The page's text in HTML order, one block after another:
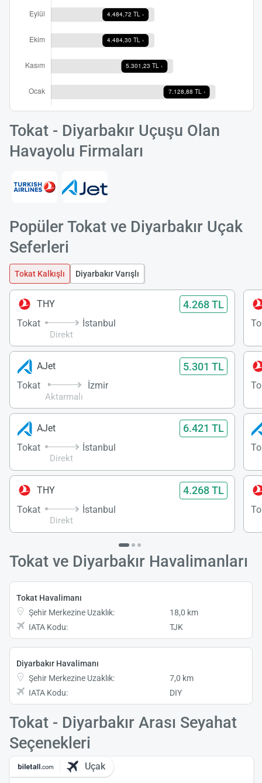
Tokat - Diyarbakır Uçuşu Olan
Havayolu Firmaları
Popüler Tokat ve Diyarbakır Uçak
Seferleri
Tokat Kalkışlı Diyarbakır Varışlı
THY 4.268 TL
Tokat
Direkt
İstanbul
AJet 5.301 TL
Tokat
Aktarmalı
İzmir
AJet 6.421 TL
Tokat
Direkt
İstanbul
THY 4.268 TL
Tokat
Direkt
İstanbul
Tokat ve Diyarbakır Havalimanları
Tokat Havalimanı
Şehir Merkezine Uzaklık:
18,0 km
IATA Kodu:
TJK
Diyarbakır Havalimanı
Şehir Merkezine Uzaklık:
7,0 km
IATA Kodu:
DIY
Tokat - Diyarbakır Arası Seyahat
Seçenekleri
Uçak